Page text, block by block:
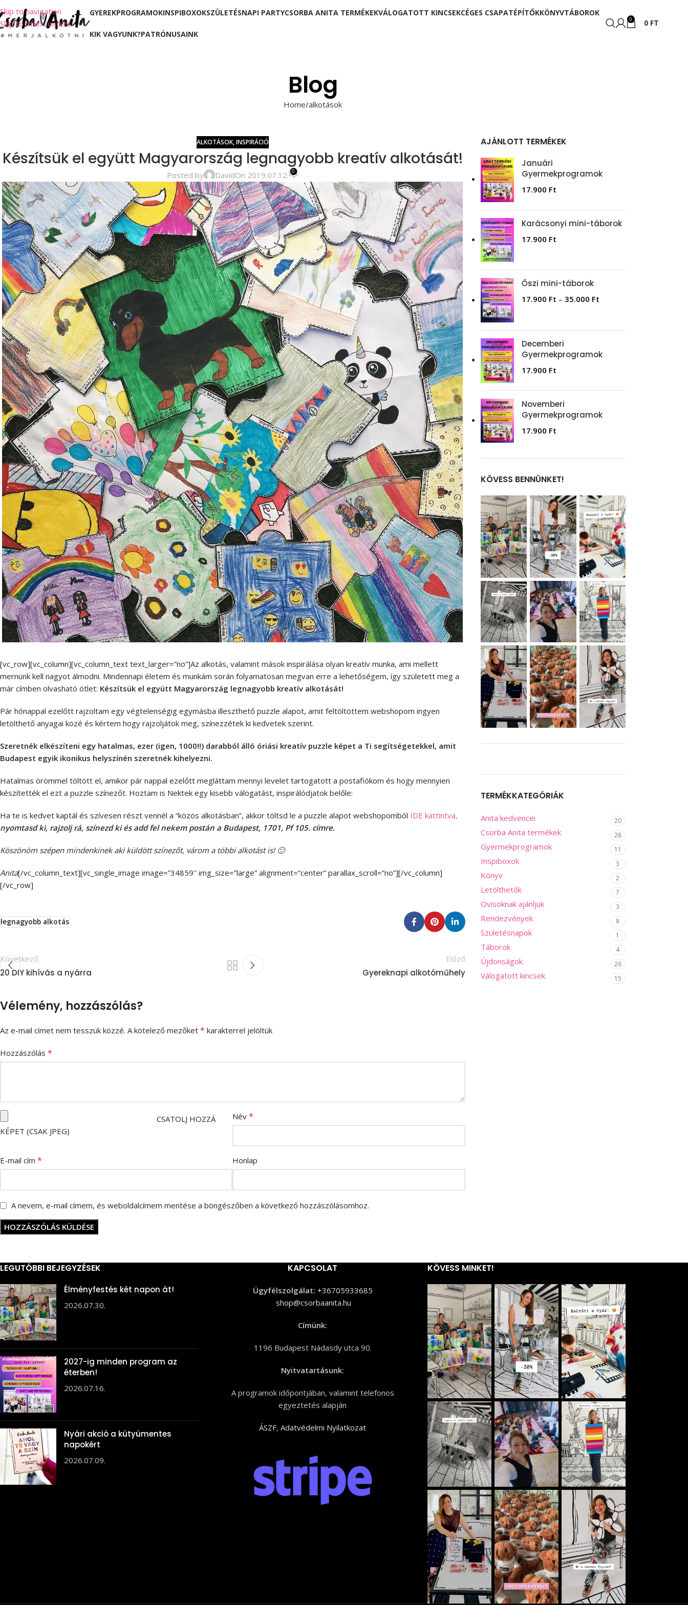
Skip to navigation
Skip to main content
GYEREKPROGRAMOKINSPIBOXOKSZÜLETÉSNAPI PARTYCSORBA ANITA TERMÉKEKVÁLOGATOTT KINCSEKCÉGES CSAPATÉPÍTŐKKÖNYVTÁBOROK
KIK VAGYUNK?PATRÓNUSAINK
0 0 FT
Blog
Home alkotások
ALKOTÁSOK,INSPIRÁCIÓ
Készítsük el együtt Magyarország legnagyobb kreatív alkotását!
Posted by DavidOn 2019.07.12. 0
[vc_row][vc_column][vc_column_text text_larger=”no”]Az alkotás, valamint mások inspirálása olyan kreatív munka, ami mellett
mernünk kell nagyot álmodni. Mindennapi életem és munkám során folyamatosan megvan erre a lehetőségem, így született meg a
már címben olvasható ötlet: Készítsük el együtt Magyarország legnagyobb kreatív alkotását!
Pár hónappal ezelőtt rajzoltam egy végtelenségig egymásba illeszthető puzzle alapot, amit feltöltöttem webshopom ingyen
letölthető anyagai közé és kértem hogy rajzoljátok meg, színezzétek ki kedvetek szerint.
Szeretnék elkészíteni egy hatalmas, ezer (igen, 1000!!) darabból álló óriási kreatív puzzle képet a Ti segítségetekkel, amit
Budapest egyik ikonikus helyszínén szeretnék kihelyezni.
Hatalmas örömmel töltött el, amikor pár nappal ezelőtt megláttam mennyi levelet tartogatott a postafiókom és hogy mennyien
készítették el ezt a puzzle színezőt. Hoztam is Nektek egy kisebb válogatást, inspirálódjatok belőle:
Ha te is kedvet kaptál és szívesen részt vennél a “közös alkotásban”, akkor töltsd le a puzzle alapot webshopomból IDE kattintva,
nyomtasd ki, rajzolj rá, színezd ki és add fel nekem postán a Budapest, 1701, Pf 105. címre.
Köszönöm szépen mindenkinek aki küldött színezőt, várom a többi alkotást is! 🙂
Anita[/vc_column_text][vc_single_image image=”34859″ img_size=”large” alignment=”center” parallax_scroll=”no”][/vc_column]
[/vc_row]
legnagyobb alkotás
Következő
20 DIY kihívás a nyárra
Előző
Gyereknapi alkotóműhely
Vélemény, hozzászólás?
Az e-mail címet nem tesszük közzé. A kötelező mezőket * karakterrel jelöltük
Hozzászólás *
CSATOLJ HOZZÁ
KÉPET (CSAK JPEG)
Név*
E-mail cím * Honlap
A nevem, e-mail címem, és weboldalcímem mentése a böngészőben a következő hozzászólásomhoz.
AJÁNLOTT TERMÉKEK
Januári
Gyermekprogramok
17.900 Ft
Karácsonyi mini-táborok
17.900 Ft
Őszi mini-táborok
17.900 Ft – 35.000 Ft
Decemberi
Gyermekprogramok
17.900 Ft
Novemberi
Gyermekprogramok
17.900 Ft
KÖVESS BENNÜNKET!
TERMÉKKATEGÓRIÁK
Anita kedvencei 20
Csorba Anita termékek 28
Gyermekprogramok 11
Inspiboxok 3
Könyv 2
Letölthetők 7
Ovisoknak ajánljuk 3
Rendezvények 8
Születésnapok 1
Táborok 4
Újdonságok 26
Válogatott kincsek 15
LEGUTÓBBI BEJEGYZÉSEK
Élményfestés két napon át!
2026.07.30.
2027-ig minden program az
éterben!
2026.07.16.
Nyári akció a kütyümentes
napokért
2026.07.09.
KAPCSOLAT
Ügyfélszolgálat: +36705933685
shop@csorbaanita.hu
Címünk:
1196 Budapest Nádasdy utca 90.
Nyitvatartásunk:
A programok időpontjában, valamint telefonos
egyeztetés alapján
ÁSZF,Adatvédelmi Nyilatkozat
KÖVESS MINKET!